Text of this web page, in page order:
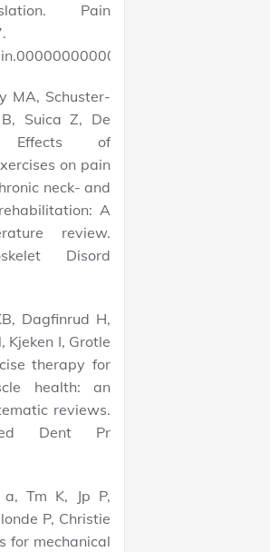
Pain
Schuster-
Suica Z, De
of
on pain
neck- and
A
review.
Disord
Dagfinrud H,
Kjeken I, Grotle
therapy for
health: an
reviews.
Dent Pr
Tm K, Jp P,
P, Christie
for mechanical